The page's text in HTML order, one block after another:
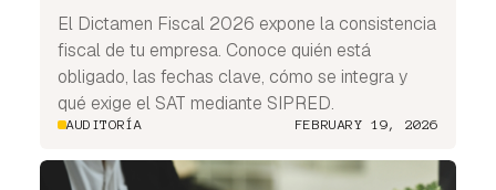
El Dictamen Fiscal 2026 expone la consistencia
fiscal de tu empresa. Conoce quién está
obligado, las fechas clave, cómo se integra y
qué exige el SAT mediante SIPRED.
AUDITORÍA FEBRUARY 19, 2026